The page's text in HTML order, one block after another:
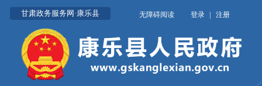
甘肃政务服务网·康乐县 无障碍阅读 登录 | 注册